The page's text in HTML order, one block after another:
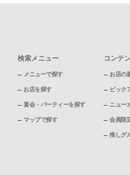
検索メニュー
メニューで探す
お店を探す
宴会・パーティーを探す
マップで探す
コンテ
お店の
ピック
ニュー
会員限
推しグ